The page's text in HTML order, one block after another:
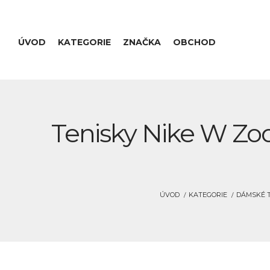
ÚVOD KATEGORIE ZNAČKA OBCHOD
Tenisky Nike W
ÚVOD KATEGORIE DÁMSKÉ